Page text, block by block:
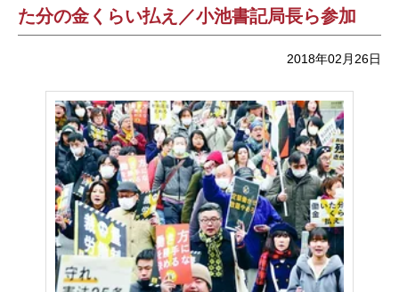
た分の金くらい払え／小池書記局長ら参加
2018年02月26日